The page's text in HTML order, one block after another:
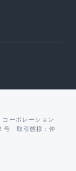
コーポレーション
号 取引態様：仲